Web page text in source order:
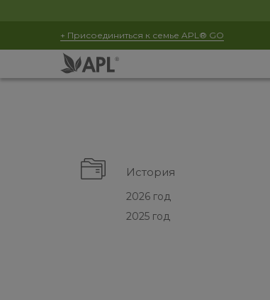
+ Присоединиться к семье APL® GO
История
2026 год
2025 год